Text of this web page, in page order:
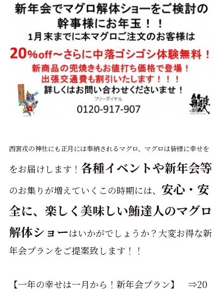
西宮戎の神社にも正月には奉納されるマグロ、マグロは皆様に幸せを
をお届けします！ 各種イベントや新年会等
のお集りが増えていくこの時期には、 安心・安
全に、楽しく美味しい鮪達人のマグロ
解体ショーはいかがでしょうか？大変お得な新
年会プランをご提案致します！！
【一年の幸せは一月から！新年会プラン】 ⇒20